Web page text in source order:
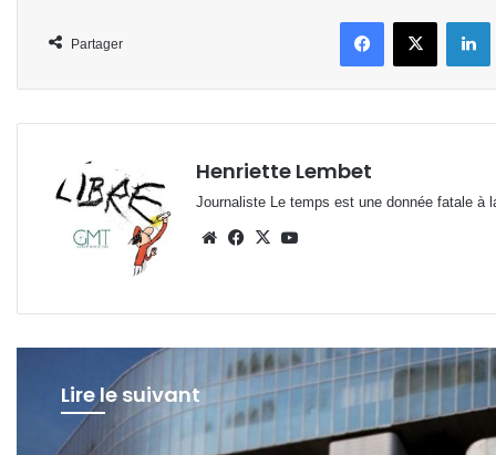
Partager
FacebookX
Henriette Lembet
Journaliste Le temps est une donnée fatale à
WebsiteFacebook
X
Lire le suivant